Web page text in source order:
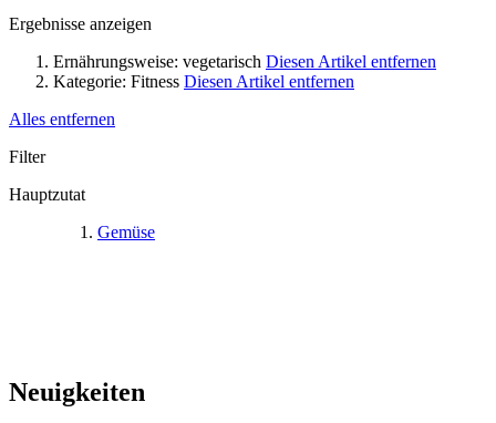
Ergebnisse anzeigen
Ernährungsweise: vegetarisch Diesen Artikel entfernen
Kategorie: Fitness Diesen Artikel entfernen
Alles entfernen
Filter
Hauptzutat
Gemüse
Neuigkeiten